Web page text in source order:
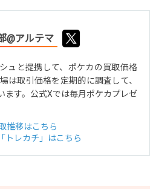
@アルテマ
ュと提携して、ポケカの買取価格
は取引価格を定期的に調査して、
ます。公式Xでは毎月ポケカプレゼ
推移はこちら
トレカチ」はこちら